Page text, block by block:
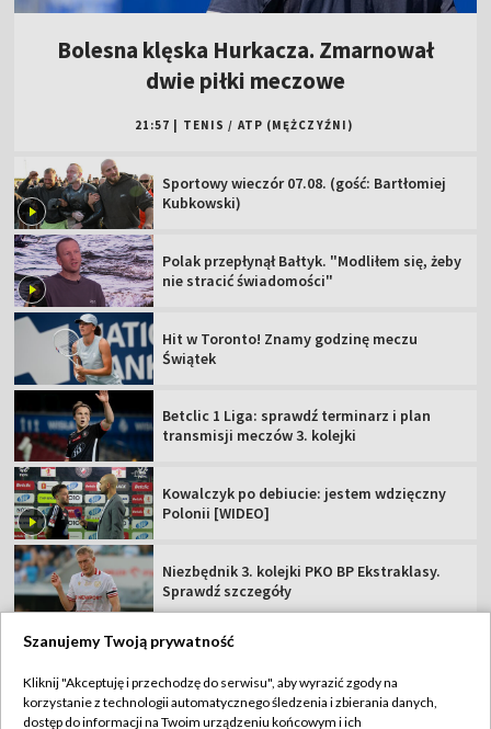
Bolesna klęska Hurkacza. Zmarnował
dwie piłki meczowe
21:57 TENIS / ATP (MĘŻCZYŹNI)
Sportowy wieczór 07.08. (gość: Bartłomiej
Kubkowski)
Polak przepłynął Bałtyk. "Modliłem się, żeby
nie stracić świadomości"
Hit w Toronto! Znamy godzinę meczu
Świątek
Betclic 1 Liga: sprawdź terminarz i plan
transmisji meczów 3. kolejki
Kowalczyk po debiucie: jestem wdzięczny
Polonii [WIDEO]
Niezbędnik 3. kolejki PKO BP Ekstraklasy.
Sprawdź szczegóły
TVP
Szanujemy Twoją prywatność
Kliknij "Akceptuję i przechodzę do serwisu", aby wyrazić zgody na
korzystanie z technologii automatycznego śledzenia i zbierania danych,
dostęp do informacji na Twoim urządzeniu końcowym i ich